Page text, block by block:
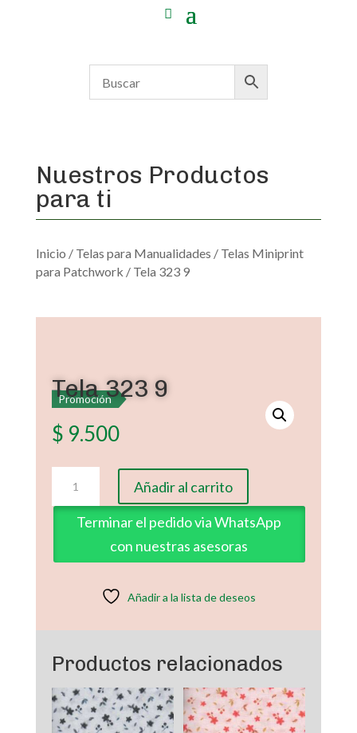
Nuestros Productos
para ti
Inicio / Telas para Manualidades / Telas Miniprint
para Patchwork / Tela 323 9
Promoción
Tela 323 9
$ 9.500
9
cantidad
Añadir al carrito
Terminar el pedido via WhatsApp
con nuestras asesoras
Añadir a la lista de deseos
Productos relacionados